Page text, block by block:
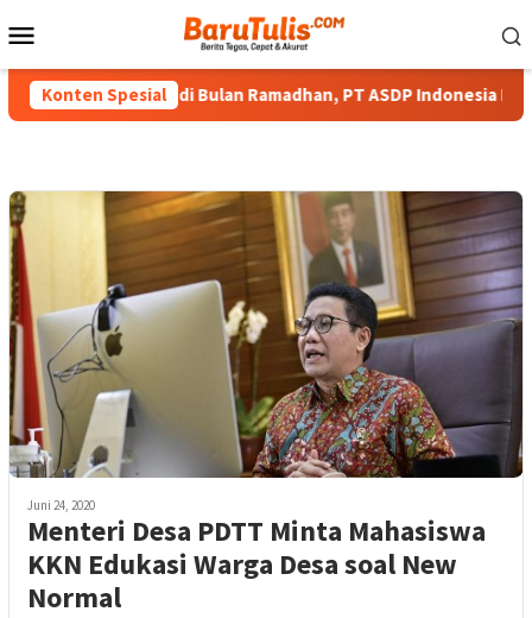
ke
Mobile
Konten Spesial
Berkah di Bulan Ramadhan, PT ASDP Indonesia Ferry
Juni 24, 2020
Menteri Desa PDTT Minta Mahasiswa
KKN Edukasi Warga Desa soal New
Normal